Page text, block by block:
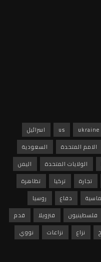
ukraine
us
اسرائيل
الامم المتحدة
السعودية
الولايات المتحدة
اليمن
تجارة تركيا
تظاهرة
دفاع
روسيا
فلسطينيون فنزويلا
قدم
نزاع نزاعات نووي